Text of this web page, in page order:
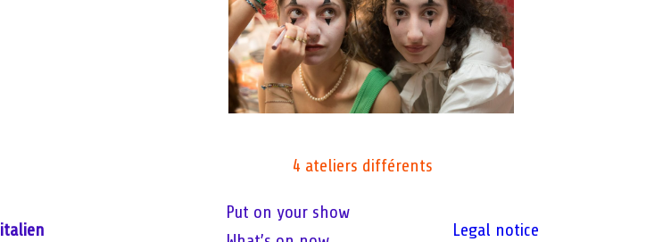
4 ateliers différents
italien
Put on your show
Legal notice